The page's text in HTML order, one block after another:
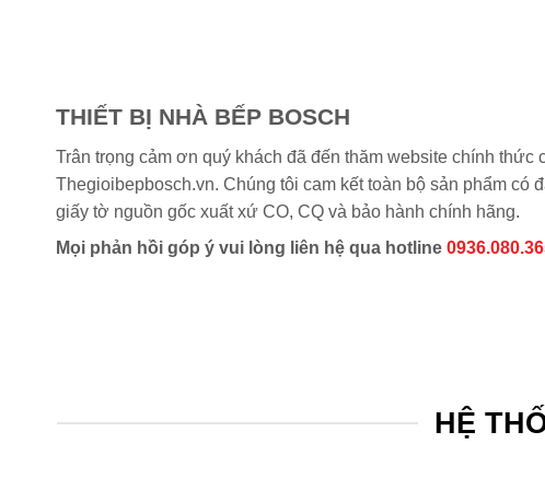
THIẾT BỊ NHÀ BẾP BOSCH
Trân trọng cảm ơn quý khách đã đến thăm website chính thức
Thegioibepbosch.vn. Chúng tôi cam kết toàn bộ sản phẩm có
giấy tờ nguồn gốc xuất xứ CO, CQ và bảo hành chính hãng.
Mọi phản hồi góp ý vui lòng liên hệ qua hotline
HỆ